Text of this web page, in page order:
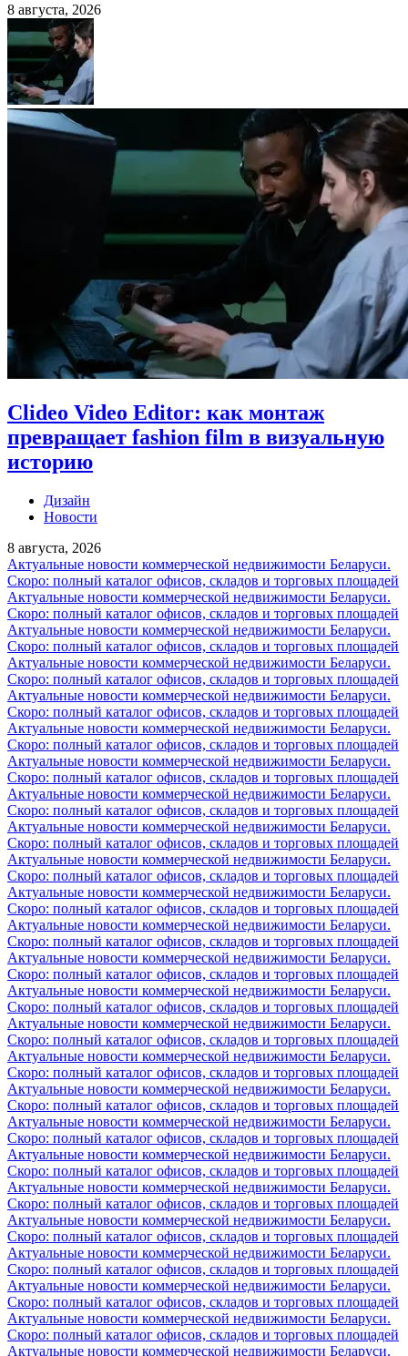
8 августа, 2026
Clideo Video Editor: как монтаж
превращает fashion film в визуальную
историю
Дизайн
Новости
8 августа, 2026
Актуальные новости коммерческой недвижимости Беларуси.
Скоро: полный каталог офисов, складов и торговых площадей
Актуальные новости коммерческой недвижимости Беларуси.
Скоро: полный каталог офисов, складов и торговых площадей
Актуальные новости коммерческой недвижимости Беларуси.
Скоро: полный каталог офисов, складов и торговых площадей
Актуальные новости коммерческой недвижимости Беларуси.
Скоро: полный каталог офисов, складов и торговых площадей
Актуальные новости коммерческой недвижимости Беларуси.
Скоро: полный каталог офисов, складов и торговых площадей
Актуальные новости коммерческой недвижимости Беларуси.
Скоро: полный каталог офисов, складов и торговых площадей
Актуальные новости коммерческой недвижимости Беларуси.
Скоро: полный каталог офисов, складов и торговых площадей
Актуальные новости коммерческой недвижимости Беларуси.
Скоро: полный каталог офисов, складов и торговых площадей
Актуальные новости коммерческой недвижимости Беларуси.
Скоро: полный каталог офисов, складов и торговых площадей
Актуальные новости коммерческой недвижимости Беларуси.
Скоро: полный каталог офисов, складов и торговых площадей
Актуальные новости коммерческой недвижимости Беларуси.
Скоро: полный каталог офисов, складов и торговых площадей
Актуальные новости коммерческой недвижимости Беларуси.
Скоро: полный каталог офисов, складов и торговых площадей
Актуальные новости коммерческой недвижимости Беларуси.
Скоро: полный каталог офисов, складов и торговых площадей
Актуальные новости коммерческой недвижимости Беларуси.
Скоро: полный каталог офисов, складов и торговых площадей
Актуальные новости коммерческой недвижимости Беларуси.
Скоро: полный каталог офисов, складов и торговых площадей
Актуальные новости коммерческой недвижимости Беларуси.
Скоро: полный каталог офисов, складов и торговых площадей
Актуальные новости коммерческой недвижимости Беларуси.
Скоро: полный каталог офисов, складов и торговых площадей
Актуальные новости коммерческой недвижимости Беларуси.
Скоро: полный каталог офисов, складов и торговых площадей
Актуальные новости коммерческой недвижимости Беларуси.
Скоро: полный каталог офисов, складов и торговых площадей
Актуальные новости коммерческой недвижимости Беларуси.
Скоро: полный каталог офисов, складов и торговых площадей
Актуальные новости коммерческой недвижимости Беларуси.
Скоро: полный каталог офисов, складов и торговых площадей
Актуальные новости коммерческой недвижимости Беларуси.
Скоро: полный каталог офисов, складов и торговых площадей
Актуальные новости коммерческой недвижимости Беларуси.
Скоро: полный каталог офисов, складов и торговых площадей
Актуальные новости коммерческой недвижимости Беларуси.
Скоро: полный каталог офисов, складов и торговых площадей
Актуальные новости коммерческой недвижимости Беларуси.